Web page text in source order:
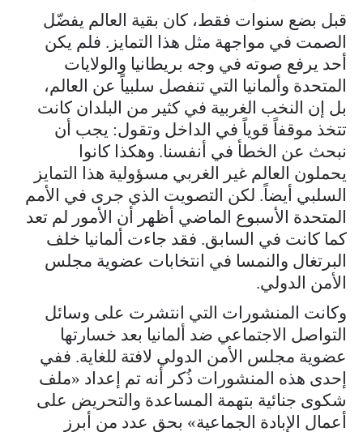
قبل بضع سنوات فقط، كان بقية العالم يفضّل
الصمت في مواجهة مثل هذا التمايز. فلم يكن
أحد يرفع صوته في وجه بريطانيا والولايات
المتحدة وألمانيا التي تنفصل سلبياً عن العالم،
بل إن النخب الغربية في كثير من البلدان كانت
تتخذ موقفاً قوياً في الداخل وتقول: يجب أن
نبحث عن الخطأ في أنفسنا. وهكذا كانوا
يحملون العالم غير الغربي مسؤولية هذا التمايز
السلبي أيضاً. لكن التصويت الذي جرى في الأمم
المتحدة الأسبوع الماضي أظهر أن الأمور لم تعد
كما كانت في السابق. فقد جاءت ألمانيا خلف
البرتغال والنمسا في انتخابات عضوية مجلس
الأمن الدولي.
وكانت المنشورات التي انتشرت على وسائل
التواصل الاجتماعي ضد ألمانيا بعد خسارتها
عضوية مجلس الأمن الدولي لافتة للغاية. ففي
إحدى هذه المنشورات ذُكر أنه تم إعداد «ملف
شكوى جنائية بتهمة المساعدة والتحريض على
أعمال الإبادة الجماعية» بحق عدد من أبرز